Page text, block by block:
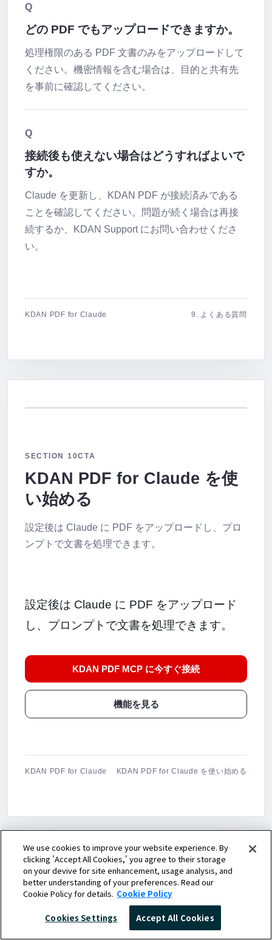
Q
どの PDF でもアップロードできますか。
処理権限のある PDF 文書のみをアップロードして
ください。機密情報を含む場合は、目的と共有先
を事前に確認してください。
Q
接続後も使えない場合はどうすればよいで
すか。
Claude を更新し、KDAN PDF が接続済みである
ことを確認してください。問題が続く場合は再接
続するか、KDAN Support にお問い合わせくださ
い。
KDAN PDF for Claude 9. よくある質問
SECTION 10CTA
KDAN PDF for Claude を使
い始める
設定後は Claude に PDF をアップロードし、プロ
ンプトで文書を処理できます。
設定後は Claude に PDF をアップロード
し、プロンプトで文書を処理できます。
KDAN PDF MCP に今すぐ接続
機能を見る
KDAN PDF for Claude KDAN PDF for Claude を使い始める
お問い合わせ
新着情報をフォローしてください。新製品情報とお得なキャンペ
We use cookies to improve your website experience. By
clicking 'Accept All Cookies,' you agree to their storage
on your devive for site enhancement, usage analysis, and
better understanding of your preferences. Read our
Cookie Policy for details. Cookie Policy
Cookies Settings Accept All Cookies